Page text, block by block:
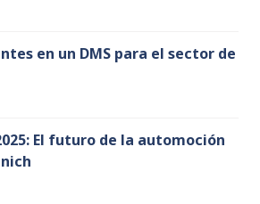
en un DMS para el sector de
El futuro de la automoción